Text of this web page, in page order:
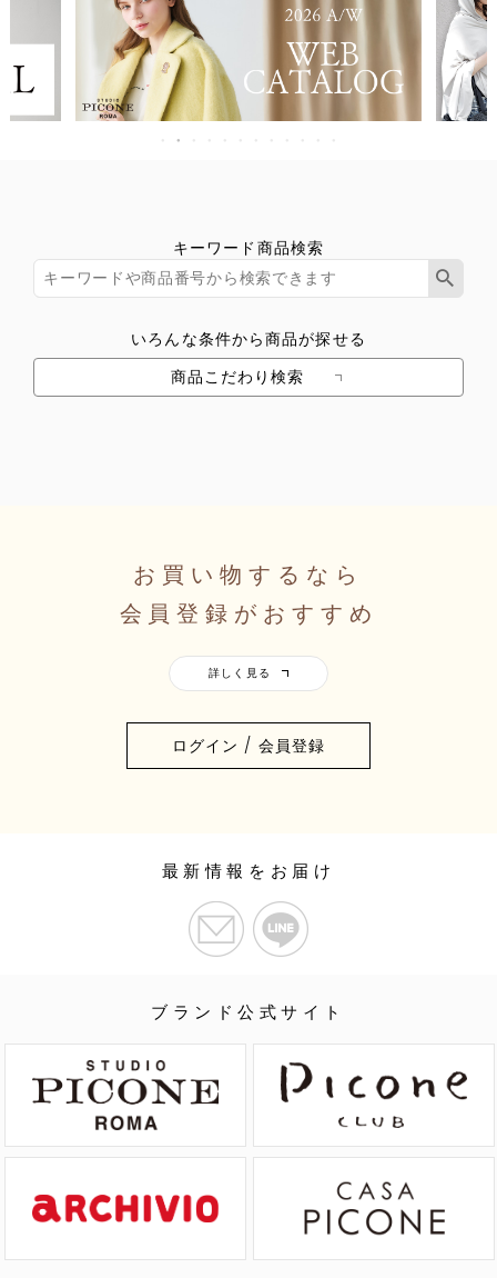
キーワード商品検索
いろんな条件から商品が探せる
商品こだわり検索
お買い物するなら
会員登録がおすすめ
ログイン / 会員登録
ブランド公式サイト
最新情報をお届け